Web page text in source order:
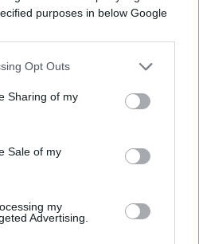
purposes in below Google
Opt Outs
Sharing of my
Sale of my
my
Advertising.
nei suoi propositi con
gravi per la ragazza”. La
ricordare una giovane in
discene di ordinaria
a iosa. Deborah
al Municipio 7 per Fratelli
foto del figlio tornato dai
aggredito e derubato di
a casa col labbro